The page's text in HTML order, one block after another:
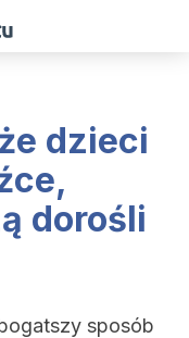
dzieci
dorośli
sposób